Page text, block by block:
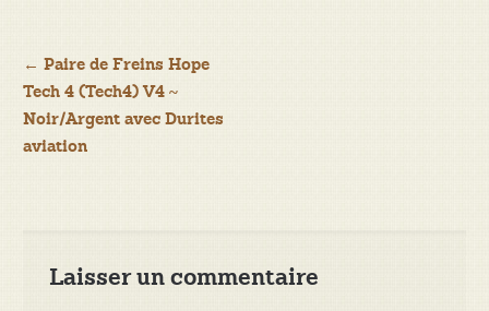
Navigation
de
l’article
← Paire de Freins Hope
Tech 4 (Tech4) V4 ~
Noir/Argent avec Durites
aviation
Laisser un commentaire